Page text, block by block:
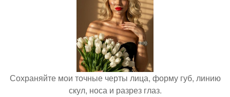
Сохраняйте мои точные черты лица, форму губ, линию
скул, носа и разрез глаз.